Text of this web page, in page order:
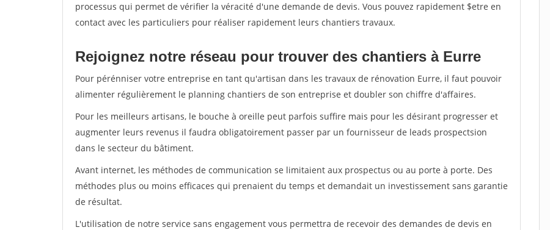
processus qui permet de vérifier la véracité d'une demande de devis. Vous pouvez rapidement $etre en
contact avec les particuliers pour réaliser rapidement leurs chantiers travaux.
Rejoignez notre réseau pour trouver des chantiers à Eurre
Pour pérénniser votre entreprise en tant qu'artisan dans les travaux de rénovation Eurre, il faut pouvoir
alimenter régulièrement le planning chantiers de son entreprise et doubler son chiffre d'affaires.
Pour les meilleurs artisans, le bouche à oreille peut parfois suffire mais pour les désirant progresser et
augmenter leurs revenus il faudra obligatoirement passer par un fournisseur de leads prospectsion
dans le secteur du bâtiment.
Avant internet, les méthodes de communication se limitaient aux prospectus ou au porte à porte. Des
méthodes plus ou moins efficaces qui prenaient du temps et demandait un investissement sans garantie
de résultat.
L'utilisation de notre service sans engagement vous permettra de recevoir des demandes de devis en